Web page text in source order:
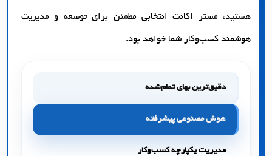
هستید، مستر اکانت انتخابی مطمئن برای توسعه و مدیریت
هوشمند کسب‌وکار شما خواهد بود.
دقیق‌ترین بهای تمام‌شده
هوش مصنوعی پیشرفته
مدیریت یکپارچه کسب‌وکار